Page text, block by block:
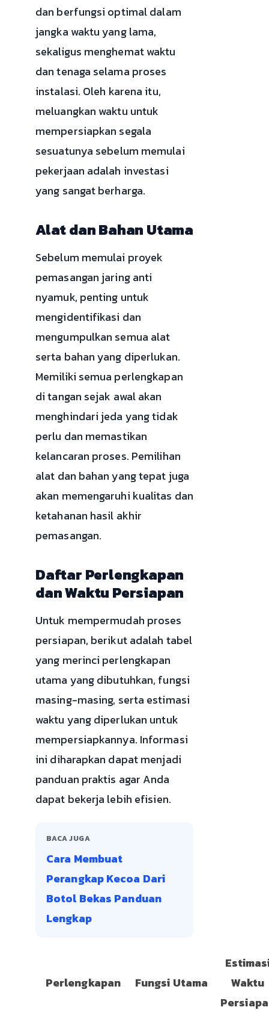
dan berfungsi optimal dalam
jangka waktu yang lama,
sekaligus menghemat waktu
dan tenaga selama proses
instalasi. Oleh karena itu,
meluangkan waktu untuk
mempersiapkan segala
sesuatunya sebelum memulai
pekerjaan adalah investasi
yang sangat berharga.
Alat dan Bahan Utama
Sebelum memulai proyek
pemasangan jaring anti
nyamuk, penting untuk
mengidentifikasi dan
mengumpulkan semua alat
serta bahan yang diperlukan.
Memiliki semua perlengkapan
di tangan sejak awal akan
menghindari jeda yang tidak
perlu dan memastikan
kelancaran proses. Pemilihan
alat dan bahan yang tepat juga
akan memengaruhi kualitas dan
ketahanan hasil akhir
pemasangan.
Daftar Perlengkapan
dan Waktu Persiapan
Untuk mempermudah proses
persiapan, berikut adalah tabel
yang merinci perlengkapan
utama yang dibutuhkan, fungsi
masing-masing, serta estimasi
waktu yang diperlukan untuk
mempersiapkannya. Informasi
ini diharapkan dapat menjadi
panduan praktis agar Anda
dapat bekerja lebih efisien.
BACA JUGA
Cara Membuat
Perangkap Kecoa Dari
Botol Bekas Panduan
Lengkap
Perlengkapan Fungsi Utama
Waktu